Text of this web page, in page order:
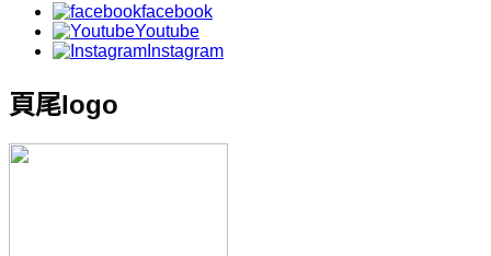
facebook
Youtube
Instagram
頁尾logo